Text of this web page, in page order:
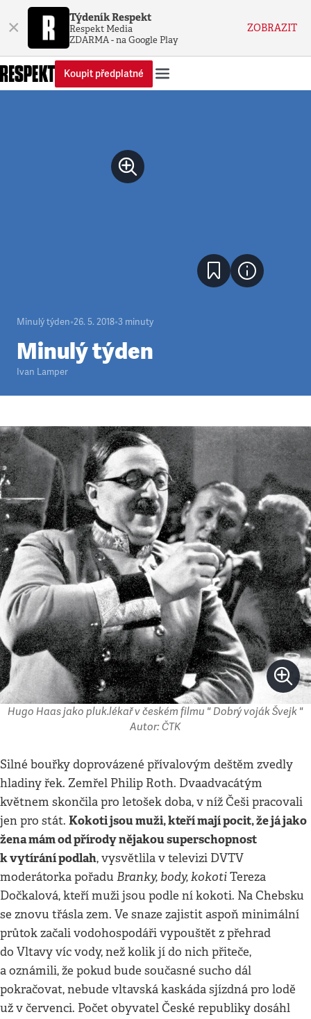
× Týdeník Respekt
Respekt Media
ZDARMA - na Google Play
ZOBRAZIT
Koupit předplatné
Minulý týden•26. 5. 2018•3 minuty
Minulý týden
Ivan Lamper
Hugo Haas jako pluk.lékař v českém filmu " Dobrý voják Švejk "
Autor: ČTK
Silné bouřky doprovázené přívalovým deštěm zvedly
hladiny řek. Zemřel Philip Roth. Dvaadvacátým
květnem skončila pro letošek doba, v níž Češi pracovali
jen pro stát. Kokoti jsou muži, kteří mají pocit, že já jako
žena mám od přírody nějakou superschopnost
k vytírání podlah, vysvětlila v televizi DVTV
moderátorka pořadu Branky, body, kokotiTereza
Dočkalová, kteří muži jsou podle ní kokoti. Na Chebsku
se znovu třásla zem. Ve snaze zajistit aspoň minimální
průtok začali vodohospodáři vypouštět z přehrad
do Vltavy víc vody, než kolik jí do nich přiteče,
a oznámili, že pokud bude současné sucho dál
pokračovat, nebude vltavská kaskáda sjízdná pro lodě
už v červenci. Počet obyvatel České republiky dosáhl